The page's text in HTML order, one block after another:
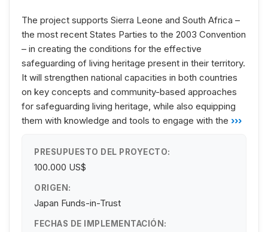
The project supports Sierra Leone and South Africa –
the most recent States Parties to the 2003 Convention
– in creating the conditions for the effective
safeguarding of living heritage present in their territory.
It will strengthen national capacities in both countries
on key concepts and community-based approaches
for safeguarding living heritage, while also equipping
them with knowledge and tools to engage with the ›››
PRESUPUESTO DEL PROYECTO:
100.000 US$
ORIGEN:
Japan Funds-in-Trust
FECHAS DE IMPLEMENTACIÓN: